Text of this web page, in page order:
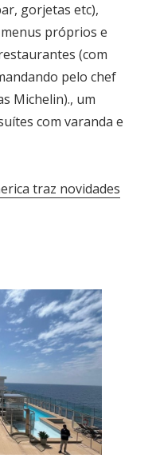
gorjetas etc),
próprios e
(com
pelo chef
Michelin)., um
com varanda e
traz novidades